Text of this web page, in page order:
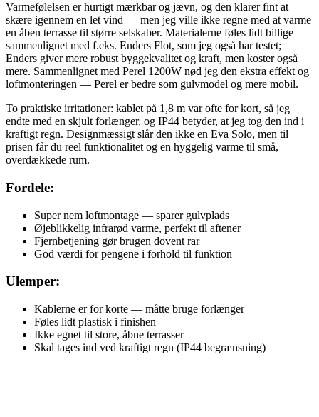
Varmefølelsen er hurtigt mærkbar og jævn, og den klarer fint at
skære igennem en let vind — men jeg ville ikke regne med at varme
en åben terrasse til større selskaber. Materialerne føles lidt billige
sammenlignet med f.eks. Enders Flot, som jeg også har testet;
Enders giver mere robust byggekvalitet og kraft, men koster også
mere. Sammenlignet med Perel 1200W nød jeg den ekstra effekt og
loftmonteringen — Perel er bedre som gulvmodel og mere mobil.
To praktiske irritationer: kablet på 1,8 m var ofte for kort, så jeg
endte med en skjult forlænger, og IP44 betyder, at jeg tog den ind i
kraftigt regn. Designmæssigt slår den ikke en Eva Solo, men til
prisen får du reel funktionalitet og en hyggelig varme til små,
overdækkede rum.
Fordele:
Super nem loftmontage — sparer gulvplads
Øjeblikkelig infrarød varme, perfekt til aftener
Fjernbetjening gør brugen dovent rar
God værdi for pengene i forhold til funktion
Ulemper:
Kablerne er for korte — måtte bruge forlænger
Føles lidt plastisk i finishen
Ikke egnet til store, åbne terrasser
Skal tages ind ved kraftigt regn (IP44 begrænsning)